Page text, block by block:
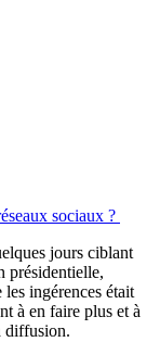
sociaux ?
jours ciblant
présidentielle,
ingérences était
à en faire plus et à
diffusion.